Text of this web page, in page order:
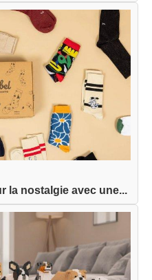
la nostalgie avec une...